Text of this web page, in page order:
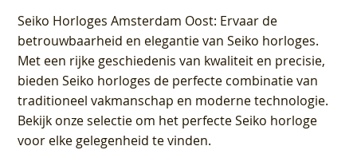
Seiko Horloges Amsterdam Oost: Ervaar de
betrouwbaarheid en elegantie van Seiko horloges.
Met een rijke geschiedenis van kwaliteit en precisie,
bieden Seiko horloges de perfecte combinatie van
traditioneel vakmanschap en moderne technologie.
Bekijk onze selectie om het perfecte Seiko horloge
voor elke gelegenheid te vinden.